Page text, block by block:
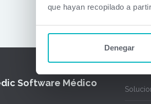
que hayan recopilado a
Denegar
Software Médico